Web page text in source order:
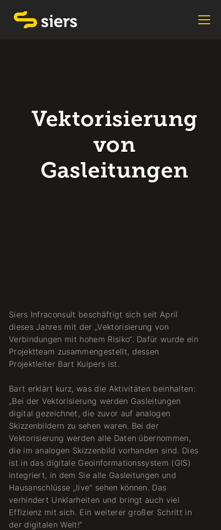
Vektorisierung
von
Gasleitungen
Siers Infraconsult beschäftigt sich seit April
dieses Jahres mit der „Vektorisierung von
Verbindungen mit hohem Risiko“. Dafür wurde ein
Projektteam zusammengestellt, dessen
Projektleiter Bart Kuipers ist.
Bart erklärt kurz, was die Aktivitäten beinhalten:
„Bei der Vektorisierung werden Gasleitungen
digital gezeichnet, die zuvor auf analogen
Skizzenbildern zu sehen waren. Bei der
Vektorisierung werden alle Daten übernommen,
die im analogen Skizzenbild vorhanden sind. Dies
ist in das digitale Geoinformationssystem (GIS)
integriert, in dem Sie alle Gasleitungen und
Hausanschlüsse „live“ sehen können. Das
verhindert Unklarheiten und bringt auch viel
Effizienz mit sich. Ein weiterer großer Schritt in
der digitalen Welt!“